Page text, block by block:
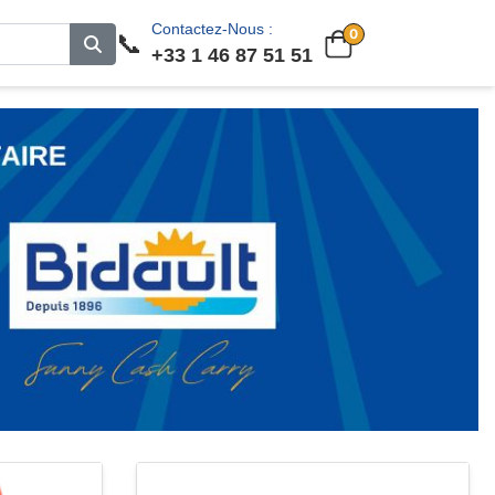
📞 Contactez-Nous :
+33 1 46 87 51 51
0